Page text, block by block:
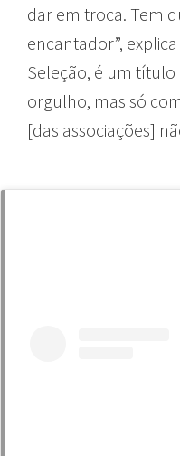
dar em troca. Tem
encantador”,
Seleção, é um
orgulho, mas só
[das associações]